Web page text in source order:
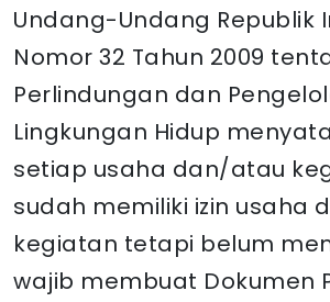
Undang-Undang Republik
Nomor 32 Tahun 2009
Perlindungan dan
Lingkungan Hidup
setiap usaha dan/atau
sudah memiliki izin usaha
kegiatan tetapi belum
wajib membuat Dokumen